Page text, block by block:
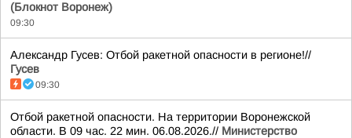
(Блокнот Воронеж)
09:30
Александр Гусев: Отбой ракетной опасности в регионе!//
Гусев
09:30
Отбой ракетной опасности. На территории Воронежской
области. В 09 час. 22 мин. 06.08.2026.// Министерство